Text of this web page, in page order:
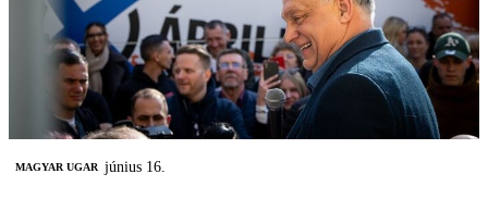
MAGYAR UGAR június 16.